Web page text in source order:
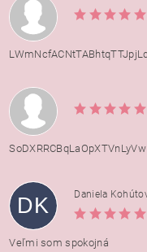
SoDXRRCBqLaOpXTVnLyVw
DK
Daniela
Veľmi som spokojná